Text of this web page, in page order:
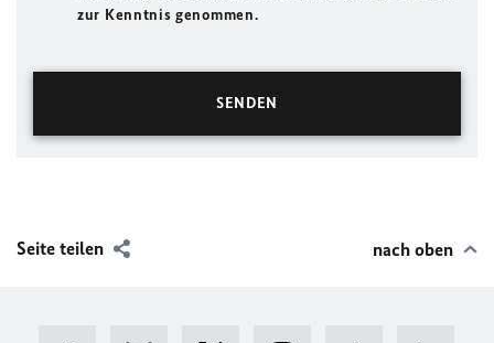
zur Kenntnis genommen.
Seite teilen nach oben